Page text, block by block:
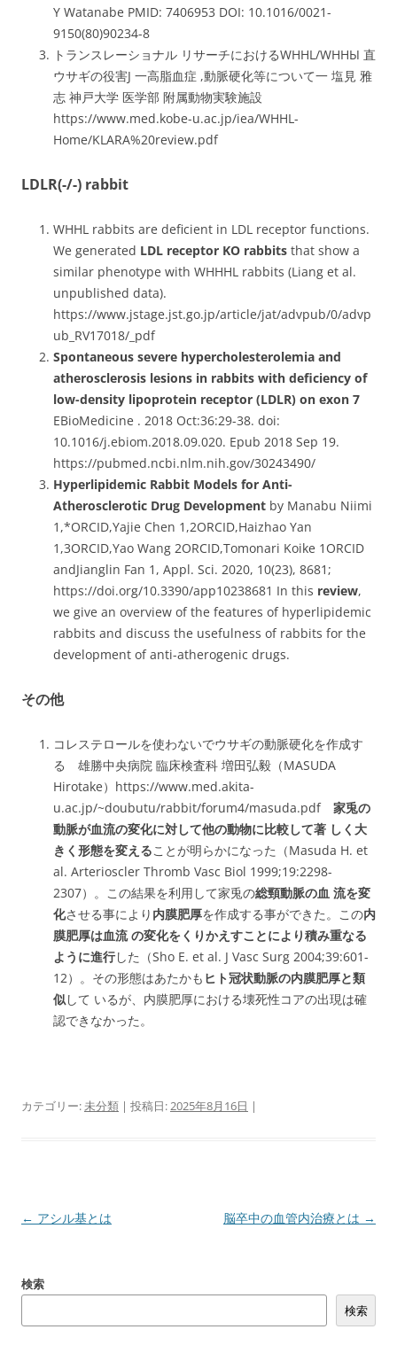
Y Watanabe PMID: 7406953 DOI: 10.1016/0021-
9150(80)90234-8
トランスレーショナル リサーチにおけるWHHL/WHHЫ 直
ウサギの役害J 一高脂血症 ,動脈硬化等について一 塩見 雅
志 神戸大学 医学部 附属動物実験施設
https://www.med.kobe-u.ac.jp/iea/WHHL-
Home/KLARA%20review.pdf
LDLR(-/-) rabbit
WHHL rabbits are deficient in LDL receptor functions.
We generated LDL receptor KO rabbits that show a
similar phenotype with WHHHL rabbits (Liang et al.
unpublished data).
https://www.jstage.jst.go.jp/article/jat/advpub/0/advp
ub_RV17018/_pdf
Spontaneous severe hypercholesterolemia and
atherosclerosis lesions in rabbits with deficiency of
low-density lipoprotein receptor (LDLR) on exon 7
EBioMedicine . 2018 Oct:36:29-38. doi:
10.1016/j.ebiom.2018.09.020. Epub 2018 Sep 19.
https://pubmed.ncbi.nlm.nih.gov/30243490/
Hyperlipidemic Rabbit Models for Anti-
Atherosclerotic Drug Development by Manabu Niimi
1,*ORCID,Yajie Chen 1,2ORCID,Haizhao Yan
1,3ORCID,Yao Wang 2ORCID,Tomonari Koike 1ORCID
andJianglin Fan 1, Appl. Sci. 2020, 10(23), 8681;
https://doi.org/10.3390/app10238681 In this review,
we give an overview of the features of hyperlipidemic
rabbits and discuss the usefulness of rabbits for the
development of anti-atherogenic drugs.
その他
コレステロールを使わないでウサギの動脈硬化を作成す
る 雄勝中央病院 臨床検査科 増田弘毅（MASUDA
Hirotake）https://www.med.akita-
u.ac.jp/~doubutu/rabbit/forum4/masuda.pdf 家兎の
動脈が血流の変化に対して他の動物に比較して著 しく大
きく形態を変えることが明らかになった（Masuda H. et
al. Arterioscler Thromb Vasc Biol 1999;19:2298-
2307）。この結果を利用して家兎の総頸動脈の血 流を変
化させる事により 内膜肥厚を作成する事ができた。この内
膜肥厚は血流 の変化をくりかえすことにより積み重なる
ように進行した（Sho E. et al. J Vasc Surg 2004;39:601-
12）。その形態はあたかも ヒト冠状動脈の内膜肥厚と類
似して いるが、内膜肥厚における壊死性コアの出現は確
認できなかった。
カテゴリー:未分類 | 投稿日:2025年8月16日 |
投
ビ
← アシル基とは 脳卒中の血管内治療とは →
検索
検索